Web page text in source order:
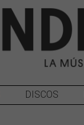
DISCOS